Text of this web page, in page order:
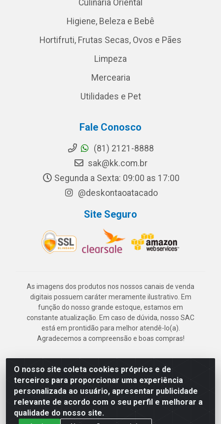
O nosso site coleta cookies próprios e de
terceiros para proporcionar uma experiência
personalizada ao usuário, apresentar publicidade
relevante de acordo com o seu perfil e melhorar a
qualidade do nosso site.
Culinária Oriental
Higiene, Beleza e Bebê
Hortifruti, Frutas Secas, Ovos e Pães
Limpeza
Mercearia
Utilidades e Pet
Fale Conosco
(81) 2121-8888
sak@kk.com.br
Segunda a Sexta: 09:00 as 17:00
@deskontaoatacado
Site Seguro
As imagens dos produtos nos nossos canais de venda
digitais possuem caráter meramente ilustrativo. Em
função do nosso grande estoque, estamos em
constante atualização. Em caso de dúvida, nosso SAC
está em prontidão para melhor atendê-lo(a).
Agradecemos a compreensão e boas compras!
Deskontão Atacado - Av. Marechal Mascarenhas de Morais, 2471 -
Imbiribeira - Recife/PE - CEP 51.150-001 - CNPJ 24.150.377/0003-
57